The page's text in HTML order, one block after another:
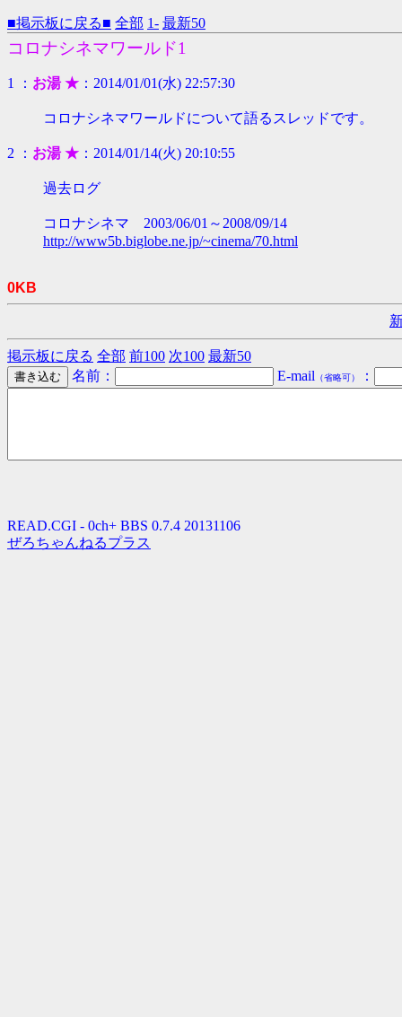
■掲示板に戻る■ 全部 1- 最新50
コロナシネマワールド1
1 ： お湯 ★ ：2014/01/01(水) 22:57:30
コロナシネマワールドについて語るスレッドです。
2 ： お湯 ★ ：2014/01/14(火) 20:10:55
過去ログ
コロナシネマ 2003/06/01～2008/09/14
http://www5b.biglobe.ne.jp/~cinema/70.html
0KB
掲示板に戻る 全部 前100 次100 最新50
名前：
E-mail （省略可） ：
READ.CGI - 0ch+ BBS 0.7.4 20131106
ぜろちゃんねるプラス